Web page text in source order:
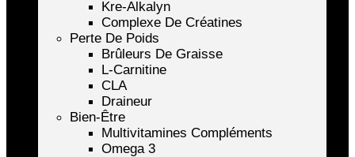
Kre-Alkalyn
Complexe De Créatines
Perte De Poids
Brûleurs De Graisse
L-Carnitine
CLA
Draineur
Bien-Être
Multivitamines Compléments
Omega 3